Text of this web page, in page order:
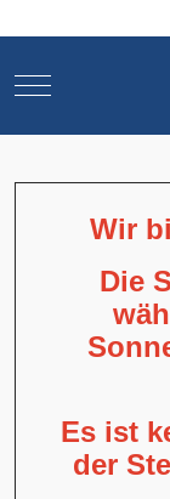
Mobile Menu
Wir
Die
Es ist
der